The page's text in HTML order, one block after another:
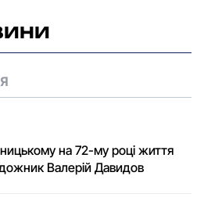
на 72-му році життя
Валерій Давидов